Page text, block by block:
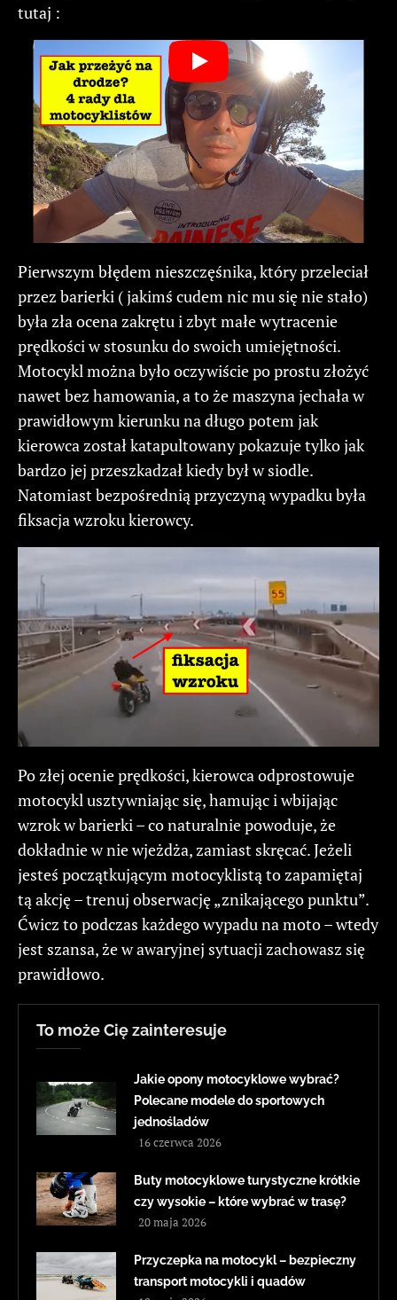
tutaj :
Pierwszym błędem nieszczęśnika, który przeleciał
przez barierki ( jakimś cudem nic mu się nie stało)
była zła ocena zakrętu i zbyt małe wytracenie
prędkości w stosunku do swoich umiejętności.
Motocykl można było oczywiście po prostu złożyć
nawet bez hamowania, a to że maszyna jechała w
prawidłowym kierunku na długo potem jak
kierowca został katapultowany pokazuje tylko jak
bardzo jej przeszkadzał kiedy był w siodle.
Natomiast bezpośrednią przyczyną wypadku była
fiksacja wzroku kierowcy.
Po złej ocenie prędkości, kierowca odprostowuje
motocykl usztywniając się, hamując i wbijając
wzrok w barierki – co naturalnie powoduje, że
dokładnie w nie wjeżdża, zamiast skręcać. Jeżeli
jesteś początkującym motocyklistą to zapamiętaj
tą akcję – trenuj obserwację „znikającego punktu”.
Ćwicz to podczas każdego wypadu na moto – wtedy
jest szansa, że w awaryjnej sytuacji zachowasz się
prawidłowo.
To może Cię zainteresuje
Jakie opony motocyklowe wybrać?
Polecane modele do sportowych
jednośladów
16 czerwca 2026
Buty motocyklowe turystyczne krótkie
czy wysokie – które wybrać w trasę?
20 maja 2026
Przyczepka na motocykl – bezpieczny
transport motocykli i quadów